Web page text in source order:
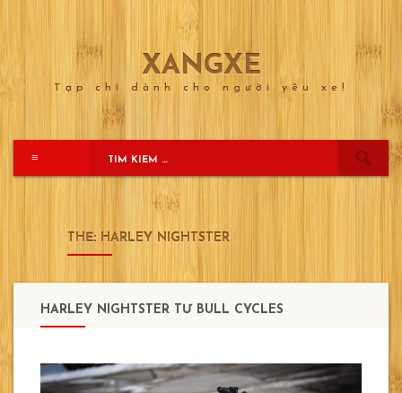
to
XANGXE
Tạp chí dành cho người yêu xe!
≡
THẺ: HARLEY NIGHTSTER
HARLEY NIGHTSTER TỪ BULL CYCLES